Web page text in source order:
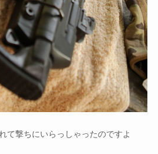
て撃ちにいらっしゃったのですよ